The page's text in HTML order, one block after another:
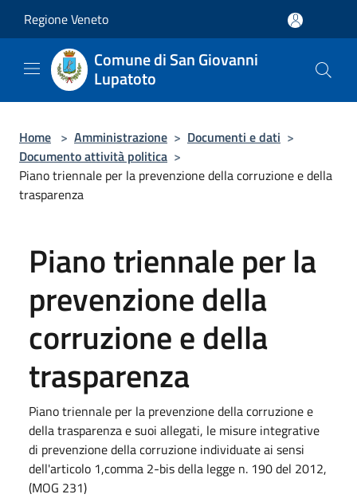
Regione Veneto
Comune di San Giovanni
Lupatoto
Home > Amministrazione > Documenti e dati >
Documento attività politica >
Piano triennale per la prevenzione della corruzione e della
trasparenza
Piano triennale per la
prevenzione della
corruzione e della
trasparenza
Piano triennale per la prevenzione della corruzione e
della trasparenza e suoi allegati, le misure integrative
di prevenzione della corruzione individuate ai sensi
dell'articolo 1,comma 2-bis della legge n. 190 del 2012,
(MOG 231)